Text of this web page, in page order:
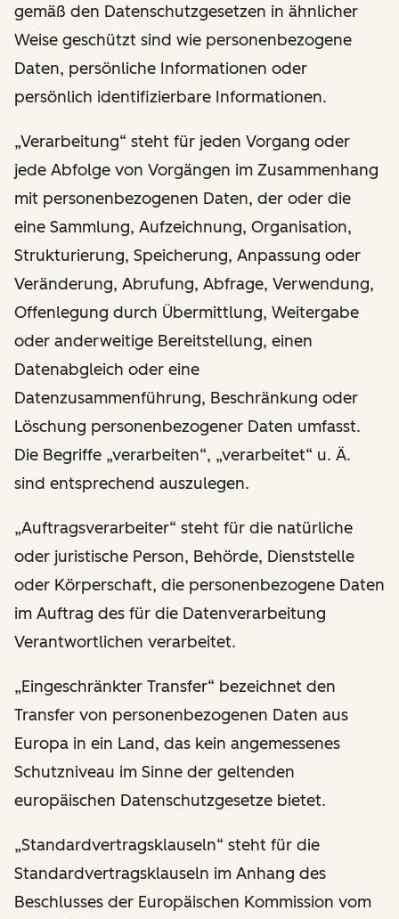
gemäß den Datenschutzgesetzen in ähnlicher
Weise geschützt sind wie personenbezogene
Daten, persönliche Informationen oder
persönlich identifizierbare Informationen.
„Verarbeitung“ steht für jeden Vorgang oder
jede Abfolge von Vorgängen im Zusammenhang
mit personenbezogenen Daten, der oder die
eine Sammlung, Aufzeichnung, Organisation,
Strukturierung, Speicherung, Anpassung oder
Veränderung, Abrufung, Abfrage, Verwendung,
Offenlegung durch Übermittlung, Weitergabe
oder anderweitige Bereitstellung, einen
Datenabgleich oder eine
Datenzusammenführung, Beschränkung oder
Löschung personenbezogener Daten umfasst.
Die Begriffe „verarbeiten“, „verarbeitet“ u. Ä.
sind entsprechend auszulegen.
„Auftragsverarbeiter“ steht für die natürliche
oder juristische Person, Behörde, Dienststelle
oder Körperschaft, die personenbezogene Daten
im Auftrag des für die Datenverarbeitung
Verantwortlichen verarbeitet.
„Eingeschränkter Transfer“ bezeichnet den
Transfer von personenbezogenen Daten aus
Europa in ein Land, das kein angemessenes
Schutzniveau im Sinne der geltenden
europäischen Datenschutzgesetze bietet.
„Standardvertragsklauseln“ steht für die
Standardvertragsklauseln im Anhang des
Beschlusses der Europäischen Kommission vom